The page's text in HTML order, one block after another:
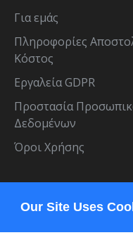
Our Site Uses
Για εμάς
Πληροφορίες
Κόστος
Εργαλεία GDPR
Προστασία
Δεδομένων
Όροι Χρήσης
Copyright © 2021,